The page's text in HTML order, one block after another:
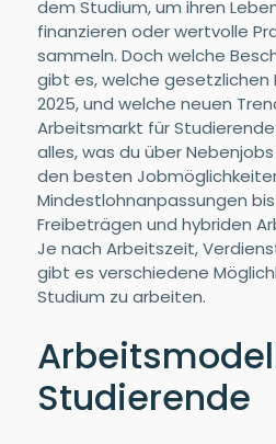
dem Studium, um ihren
finanzieren oder wertvolle
sammeln. Doch welche
gibt es, welche gesetzlichen
2025, und welche neuen
Arbeitsmarkt für
alles, was du über
den besten
Mindestlohnanpassungen
Freibeträgen und hybriden
Je nach Arbeitszeit,
gibt es verschiedene
Studium zu arbeiten.
Studierende